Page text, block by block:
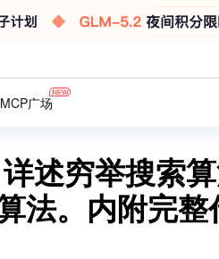
MCP广场
述穷举搜索
法。内附完整